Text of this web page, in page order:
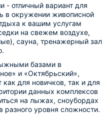
отличный вариант для
в окружении живописной
к вашим услугам
на свежем воздухе,
сауна, тренажерный зал
базами в
и «Октябрьский»,
для новичков, так и для
данных комплексов
на лыжах, сноубордах
разного уровня сложности.